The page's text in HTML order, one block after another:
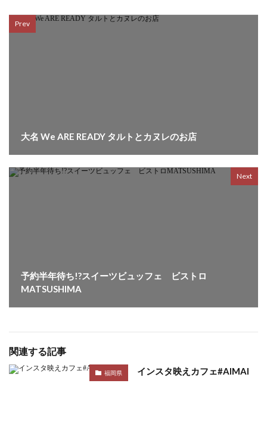
Prev
大名 We ARE READY タルトとカヌレのお店
Next
予約半年待ち!?スイーツビュッフェ ビストロ
MATSUSHIMA
関連する記事
福岡県 インスタ映えカフェ#AIMAI